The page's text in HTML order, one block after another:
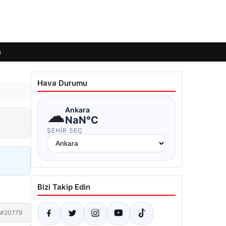
#20779
Hava Durumu
☁Ankara
NaN°C
ŞEHIR SEÇ
Bizi Takip Edin